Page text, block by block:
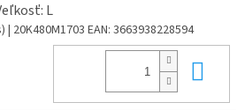
L
| 20K480M1703 EAN: 3663938228594